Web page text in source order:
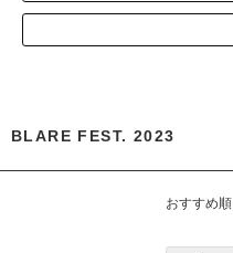
BLARE FEST. 2023
おすすめ順